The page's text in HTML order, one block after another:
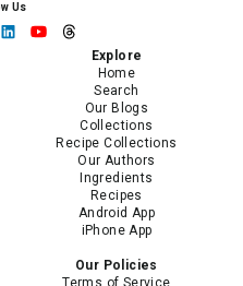
Us
Explore
Home
Search
Our Blogs
Collections
Recipe Collections
Our Authors
Ingredients
Recipes
Android App
iPhone App
Our Policies
Terms of Service